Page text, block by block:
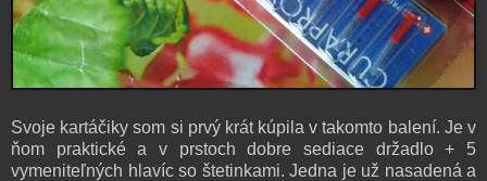
Svoje kartáčiky som si prvý krát kúpila v takomto balení. Je v
ňom praktické a v prstoch dobre sediace držadlo + 5
vymeniteľných hlavíc so štetinkami. Jedna je už nasadená a